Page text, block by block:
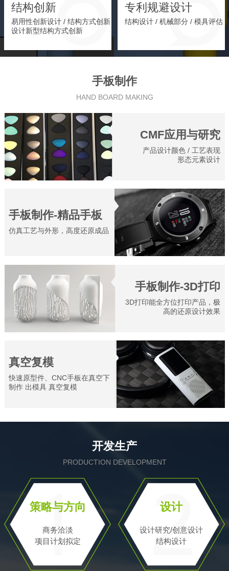
结构创新
易用性创新设计 / 结构方式创新
设计新型结构方式创新
专利规避设计
结构设计 / 机械部分 / 模具评估
手板制作
HAND BOARD MAKING
CMF应用与研究
产品设计颜色 / 工艺表现
形态元素设计
手板制作-精品手板
仿真工艺与外形，高度还原成品
手板制作-3D打印
3D打印能全方位打印产品，极
高的还原设计效果
真空复模
快速原型件、CNC手板在真空下
制作 出模具 真空复模
开发生产
PRODUCTION DEVELOPMENT
策略与方向
商务洽淡
项目计划拟定
设计
设计研究/创意设计
结构设计